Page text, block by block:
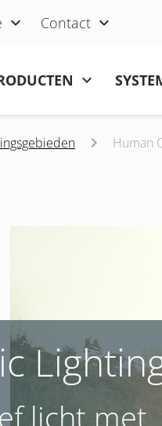
Contact
Human
licht met